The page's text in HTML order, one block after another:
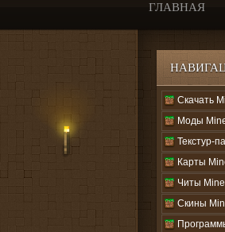
ГЛАВНАЯ
Скачать
Моды
Текстур-
Карты
Читы
Скины